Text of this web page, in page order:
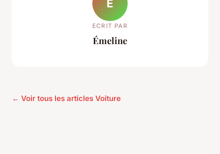
É
ECRIT PAR
Émeline
← Voir tous les articles Voiture